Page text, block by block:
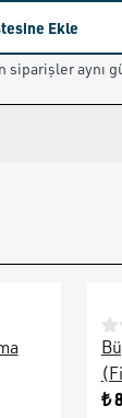
Ekle
siparişler aynı
₺